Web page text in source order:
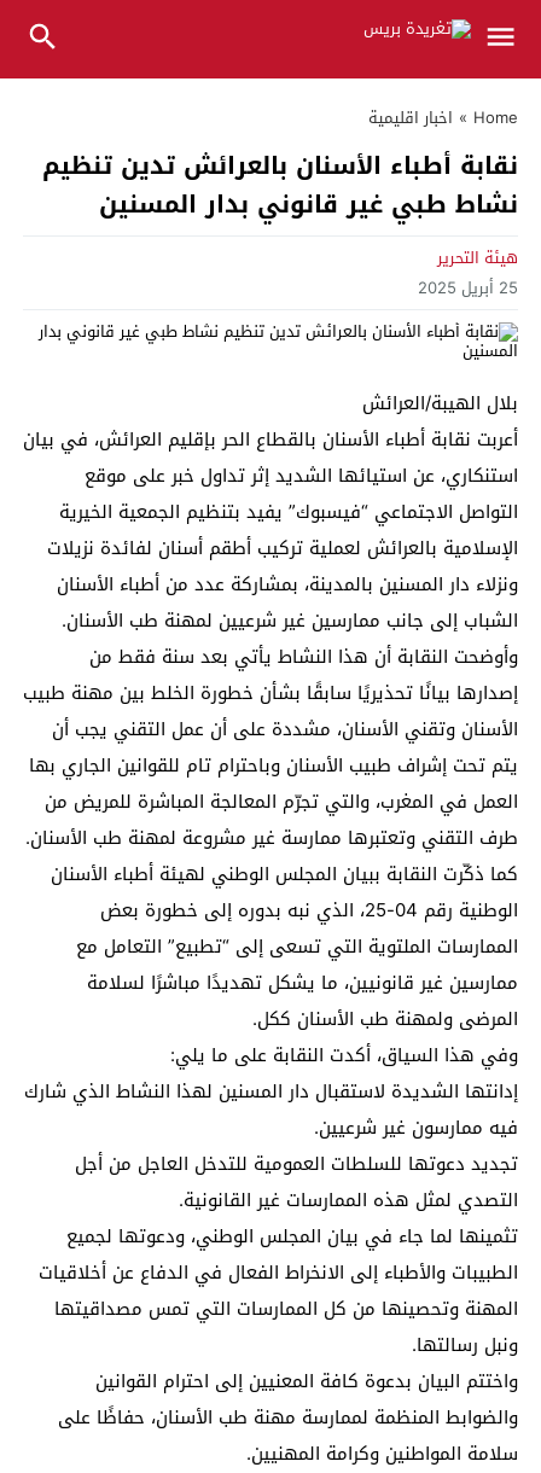
Home
» اخبار اقليمية
نقابة أطباء الأسنان بالعرائش تدين تنظيم
نشاط طبي غير قانوني بدار المسنين
هيئة التحرير
25 أبريل 2025
بلال الهيبة/العرائش
أعربت نقابة أطباء الأسنان بالقطاع الحر بإقليم العرائش، في بيان
استنكاري، عن استيائها الشديد إثر تداول خبر على موقع
التواصل الاجتماعي “فيسبوك” يفيد بتنظيم الجمعية الخيرية
الإسلامية بالعرائش لعملية تركيب أطقم أسنان لفائدة نزيلات
ونزلاء دار المسنين بالمدينة، بمشاركة عدد من أطباء الأسنان
الشباب إلى جانب ممارسين غير شرعيين لمهنة طب الأسنان.
وأوضحت النقابة أن هذا النشاط يأتي بعد سنة فقط من
إصدارها بيانًا تحذيريًا سابقًا بشأن خطورة الخلط بين مهنة طبيب
الأسنان وتقني الأسنان، مشددة على أن عمل التقني يجب أن
يتم تحت إشراف طبيب الأسنان وباحترام تام للقوانين الجاري بها
العمل في المغرب، والتي تجرّم المعالجة المباشرة للمريض من
طرف التقني وتعتبرها ممارسة غير مشروعة لمهنة طب الأسنان.
كما ذكّرت النقابة ببيان المجلس الوطني لهيئة أطباء الأسنان
الوطنية رقم 04-25، الذي نبه بدوره إلى خطورة بعض
الممارسات الملتوية التي تسعى إلى “تطبيع” التعامل مع
ممارسين غير قانونيين، ما يشكل تهديدًا مباشرًا لسلامة
المرضى ولمهنة طب الأسنان ككل.
وفي هذا السياق، أكدت النقابة على ما يلي:
إدانتها الشديدة لاستقبال دار المسنين لهذا النشاط الذي شارك
فيه ممارسون غير شرعيين.
تجديد دعوتها للسلطات العمومية للتدخل العاجل من أجل
التصدي لمثل هذه الممارسات غير القانونية.
تثمينها لما جاء في بيان المجلس الوطني، ودعوتها لجميع
الطبيبات والأطباء إلى الانخراط الفعال في الدفاع عن أخلاقيات
المهنة وتحصينها من كل الممارسات التي تمس مصداقيتها
ونبل رسالتها.
واختتم البيان بدعوة كافة المعنيين إلى احترام القوانين
والضوابط المنظمة لممارسة مهنة طب الأسنان، حفاظًا على
سلامة المواطنين وكرامة المهنيين.